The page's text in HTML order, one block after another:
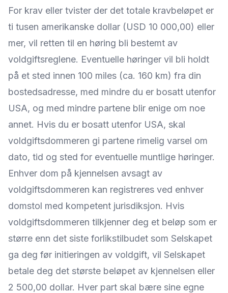
For krav eller tvister der det totale kravbeløpet er
ti tusen amerikanske dollar (USD 10 000,00) eller
mer, vil retten til en høring bli bestemt av
voldgiftsreglene. Eventuelle høringer vil bli holdt
på et sted innen 100 miles (ca. 160 km) fra din
bostedsadresse, med mindre du er bosatt utenfor
USA, og med mindre partene blir enige om noe
annet. Hvis du er bosatt utenfor USA, skal
voldgiftsdommeren gi partene rimelig varsel om
dato, tid og sted for eventuelle muntlige høringer.
Enhver dom på kjennelsen avsagt av
voldgiftsdommeren kan registreres ved enhver
domstol med kompetent jurisdiksjon. Hvis
voldgiftsdommeren tilkjenner deg et beløp som er
større enn det siste forlikstilbudet som Selskapet
ga deg før initieringen av voldgift, vil Selskapet
betale deg det største beløpet av kjennelsen eller
2 500,00 dollar. Hver part skal bære sine egne